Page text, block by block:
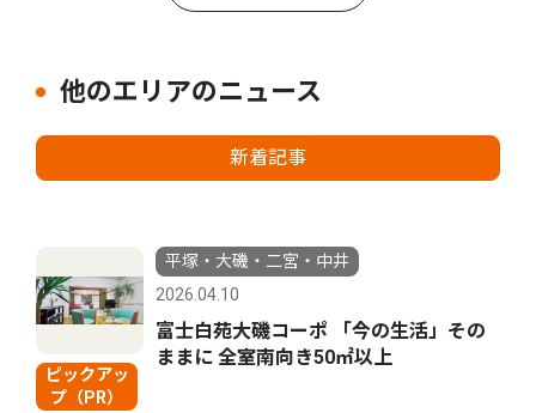
他のエリアのニュース
新着記事
ピックアッ
プ（PR）
平塚・大磯・二宮・中井
2026.04.10
富士白苑大磯コーポ 「今の生活」その
ままに 全室南向き50㎡以上